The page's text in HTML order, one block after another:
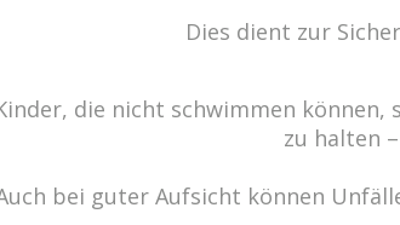
Dies dient zur
die nicht schwimmen können,
zu halten
bei guter Aufsicht können